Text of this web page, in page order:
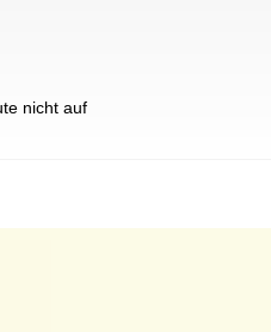
nicht auf